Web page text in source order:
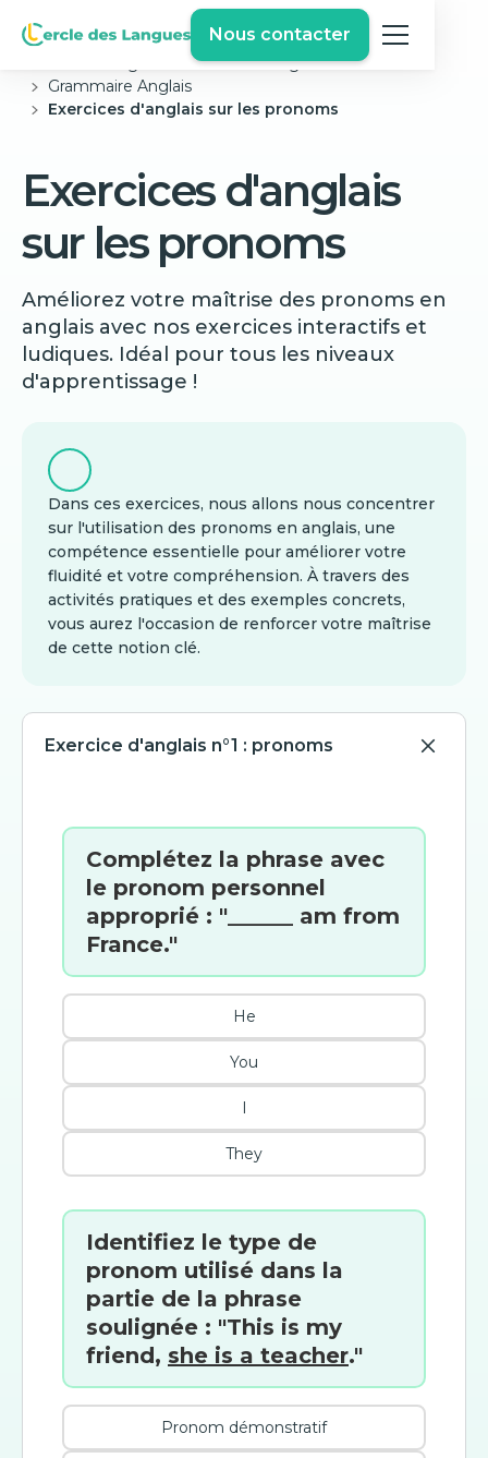
Nous contacter
Exercices Anglais Gratuits
Grammaire Anglais
Exercices d'anglais sur les pronoms
Exercices d'anglais
sur les pronoms
Améliorez votre maîtrise des pronoms en
anglais avec nos exercices interactifs et
ludiques. Idéal pour tous les niveaux
d'apprentissage !
Dans ces exercices, nous allons nous concentrer
sur l'utilisation des pronoms en anglais, une
compétence essentielle pour améliorer votre
fluidité et votre compréhension. À travers des
activités pratiques et des exemples concrets,
vous aurez l'occasion de renforcer votre maîtrise
de cette notion clé.
Exercice d'anglais n°1 : pronoms
Complétez la phrase avec
le pronom personnel
approprié : "______ am from
France."
He
You
I
They
Identifiez le type de
pronom utilisé dans la
partie de la phrase
soulignée : "This is my
friend, she is a teacher."
Pronom démonstratif